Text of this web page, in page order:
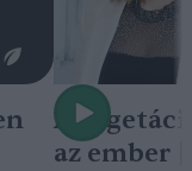
A
az ember